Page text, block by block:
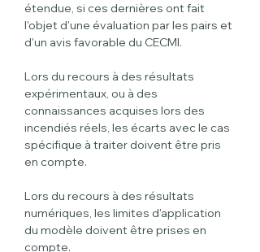
étendue, si ces dernières ont fait
l'objet d'une évaluation par les pairs et
d'un avis favorable du CECMI.
Lors du recours à des résultats
expérimentaux, ou à des
connaissances acquises lors des
incendiés réels, les écarts avec le cas
spécifique à traiter doivent être pris
en compte.
Lors du recours à des résultats
numériques, les limites d'application
du modèle doivent être prises en
compte.